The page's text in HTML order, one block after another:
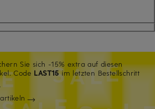
Sie sich -15% extra auf diesen
Code LAST15im letzten Bestellschritt